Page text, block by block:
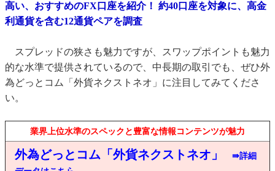
高い、おすすめのFX口座を紹介！ 約40口座を対象に、高金
利通貨を含む12通貨ペアを調査
スプレッドの狭さも魅力ですが、スワップポイントも魅力
的な水準で提供されているので、中長期の取引でも、ぜひ外
為どっとコム「外貨ネクストネオ」に注目してみてくださ
い。
業界上位水準のスペックと豊富な情報コンテンツが魅力
外為どっとコム「外貨ネクストネオ」
⇛詳細